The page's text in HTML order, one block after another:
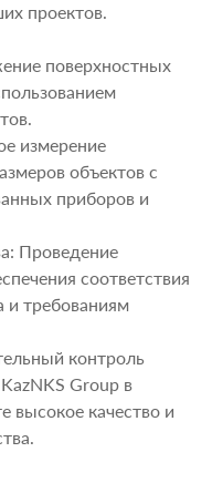
проектов.
поверхностных
измерение
объектов с
приборов и
Проведение
соответствия
и требованиям
контроль
Group в
высокое качество и